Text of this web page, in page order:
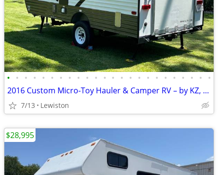
• • • • • • • • • • • • • • • • • • • • • • • •
2016 Custom Micro-Toy Hauler & Camper RV – by KZ, now only:
7/13 Lewiston
$28,995